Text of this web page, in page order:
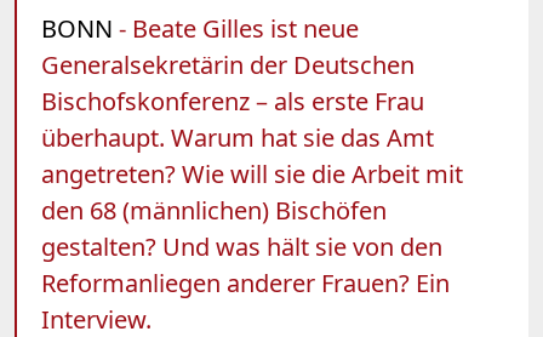
BONN - Beate Gilles ist neue
Generalsekretärin der Deutschen
Bischofskonferenz – als erste Frau
überhaupt. Warum hat sie das Amt
angetreten? Wie will sie die Arbeit mit
den 68 (männlichen) Bischöfen
gestalten? Und was hält sie von den
Reformanliegen anderer Frauen? Ein
Interview.